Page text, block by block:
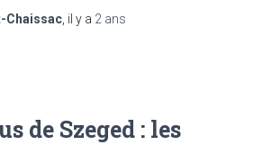
Chaissac , il y a 2 ans
de Szeged : les